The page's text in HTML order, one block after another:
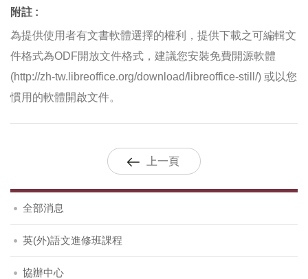
附註 :
為提供使用者有文書軟體選擇的權利，提供下載之可編輯文
件格式為ODF開放文件格式，建議您安裝免費開源軟體
(http://zh-tw.libreoffice.org/download/libreoffice-still/) 或以您
慣用的軟體開啟文件。
上一頁
全部消息
英(外)語文進修班課程
協辦中心